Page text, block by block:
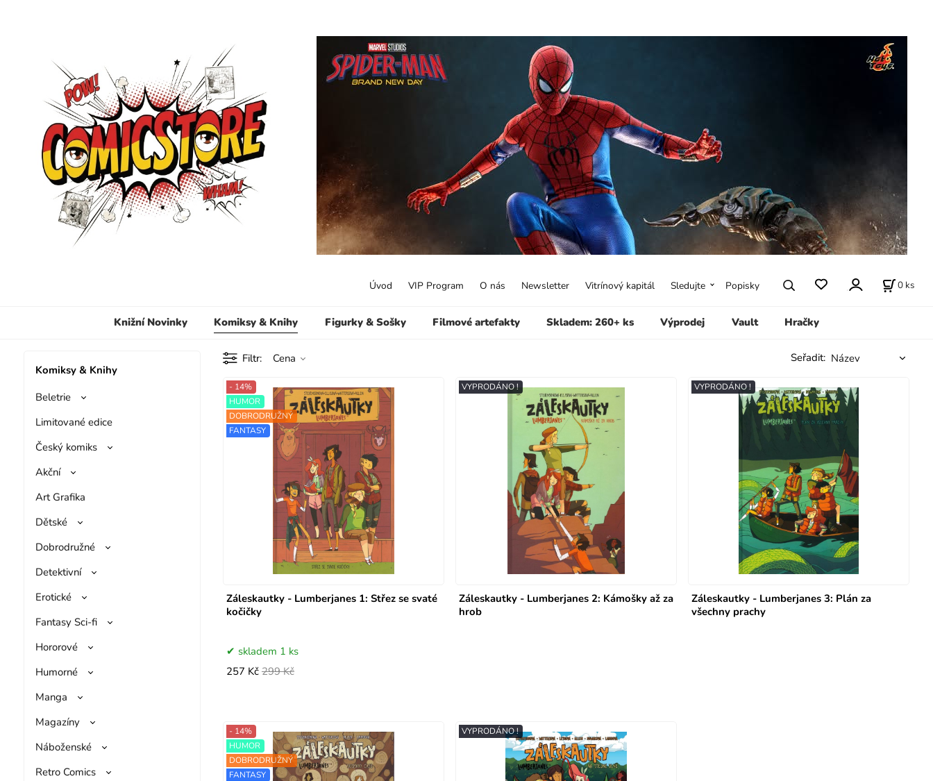
Knižní Novinky Komiksy & Knihy Figurky & Sošky Filmové artefakty Skladem: 260+ ks Výprodej Vault Hračky
Úvod VIP Program O nás Newsletter Vitrínový kapitál Sledujte Popisky 0 ks
Komiksy & Knihy
Beletrie
Limitované edice
Český komiks
Akční
Art Grafika
Dětské
Dobrodružné
Detektivní
Erotické
Fantasy Sci-fi
Hororové
Humorné
Manga
Magazíny
Náboženské
Retro Comics
Filtr Cena Seřadit:
Záleskautky - Lumberjanes 1: Střez se svaté
kočičky
- 14%
HUMOR
DOBRODRUŽNÝ
FANTASY
skladem 1 ks
257 Kč 299 Kč
Záleskautky - Lumberjanes 2: Kámošky až za
hrob
VYPRODÁNO !
Záleskautky - Lumberjanes 3: Plán za
všechny prachy
VYPRODÁNO !
- 14%
HUMOR
DOBRODRUŽNÝ
FANTASY
VYPRODÁNO !